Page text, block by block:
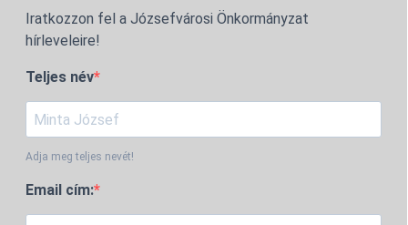
Iratkozzon fel a Józsefvárosi Önkormányzat
hírleveleire!
Teljes név
Adja meg teljes nevét!
Email cím: